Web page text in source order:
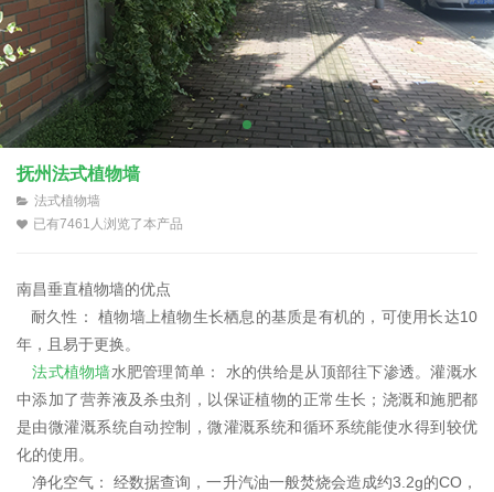
抚州法式植物墙
法式植物墙
已有7461人浏览了本产品
南昌垂直植物墙的优点
耐久性： 植物墙上植物生长栖息的基质是有机的，可使用长达10
年，且易于更换。
法式植物墙水肥管理简单： 水的供给是从顶部往下渗透。灌溉水
中添加了营养液及杀虫剂，以保证植物的正常生长；浇溉和施肥都
是由微灌溉系统自动控制，微灌溉系统和循环系统能使水得到较优
化的使用。
净化空气： 经数据查询，一升汽油一般焚烧会造成约3.2g的CO，